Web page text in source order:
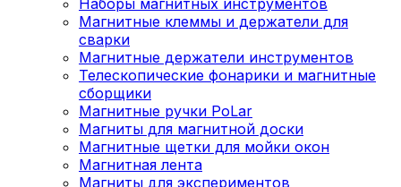
Магнитные клеммы и держатели для
сварки
Магнитные держатели инструментов
Телескопические фонарики и магнитные
сборщики
Магнитные ручки PoLar
Магниты для магнитной доски
Магнитные щетки для мойки окон
Магнитная лента
Магниты для экспериментов